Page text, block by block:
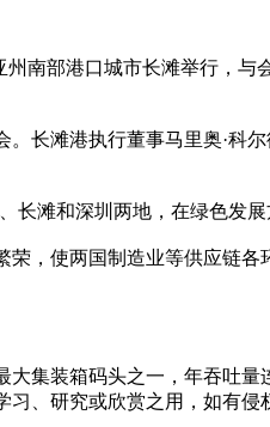
南部港口城市长滩举行，与
滩港执行董事马里奥·科
滩和深圳两地，在绿色发展
使两国制造业等供应链各
集装箱码头之一，年吞吐量
、研究或欣赏之用，如有